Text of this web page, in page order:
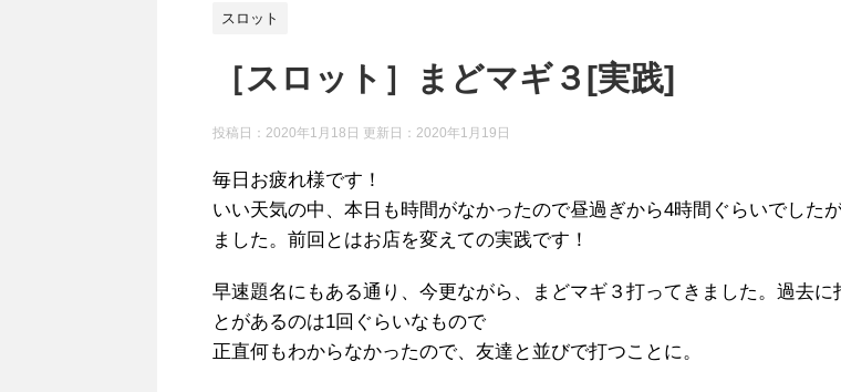
スロット
［スロット］まどマギ３[実践]
投稿日：2020年1月18日 更新日： 2020年1月19日
毎日お疲れ様です！
いい天気の中、本日も時間がなかったので昼過ぎから4時間ぐらいでした
ました。前回とはお店を変えての実践です！
早速題名にもある通り、今更ながら、まどマギ３打ってきました。過去に
とがあるのは1回ぐらいなもので
正直何もわからなかったので、友達と並びで打つことに。